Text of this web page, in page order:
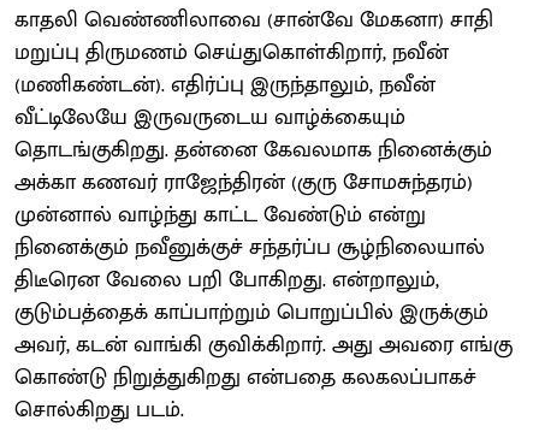
காதலி வெண்ணிலாவை (சான்வே மேகனா) சாதி
மறுப்பு திருமணம் செய்துகொள்கிறார், நவீன்
(மணிகண்டன்). எதிர்ப்பு இருந்தாலும், நவீன்
வீட்டிலேயே இருவருடைய வாழ்க்கையும்
தொடங்குகிறது. தன்னை கேவலமாக நினைக்கும்
அக்கா கணவர் ராஜேந்திரன் (குரு சோமசுந்தரம்)
முன்னால் வாழ்ந்து காட்ட வேண்டும் என்று
நினைக்கும் நவீனுக்குச் சந்தர்ப்ப சூழ்நிலையால்
திடீரென வேலை பறி போகிறது. என்றாலும்,
குடும்பத்தைக் காப்பாற்றும் பொறுப்பில் இருக்கும்
அவர், கடன் வாங்கி குவிக்கிறார். அது அவரை எங்கு
கொண்டு நிறுத்துகிறது என்பதை கலகலப்பாகச்
சொல்கிறது படம்.